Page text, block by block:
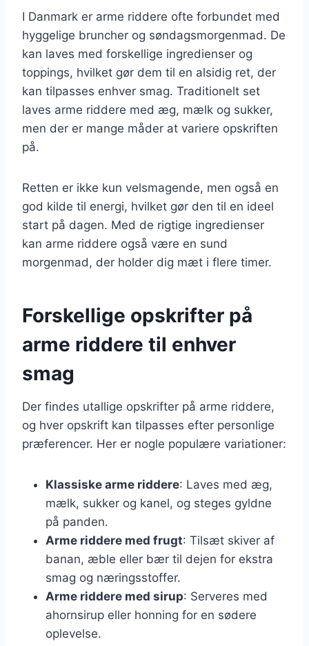
I Danmark er arme riddere ofte forbundet med
hyggelige bruncher og søndagsmorgenmad. De
kan laves med forskellige ingredienser og
toppings, hvilket gør dem til en alsidig ret, der
kan tilpasses enhver smag. Traditionelt set
laves arme riddere med æg, mælk og sukker,
men der er mange måder at variere opskriften
på.
Retten er ikke kun velsmagende, men også en
god kilde til energi, hvilket gør den til en ideel
start på dagen. Med de rigtige ingredienser
kan arme riddere også være en sund
morgenmad, der holder dig mæt i flere timer.
Forskellige opskrifter på
arme riddere til enhver
smag
Der findes utallige opskrifter på arme riddere,
og hver opskrift kan tilpasses efter personlige
præferencer. Her er nogle populære variationer:
Klassiske arme riddere: Laves med æg,
mælk, sukker og kanel, og steges gyldne
på panden.
Arme riddere med frugt: Tilsæt skiver af
banan, æble eller bær til dejen for ekstra
smag og næringsstoffer.
Arme riddere med sirup: Serveres med
ahornsirup eller honning for en sødere
oplevelse.